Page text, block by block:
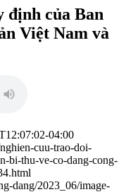
định của Ban
Việt Nam và
04:00
cuu-trao-doi-
bi-thu-ve-co-dang-cong-
dang/2023_06/image-